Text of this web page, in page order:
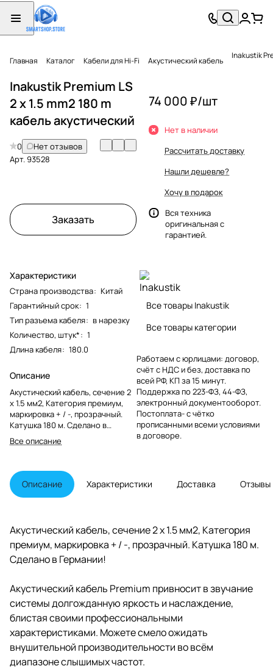
Главная Каталог Кабели для Hi-Fi Акустический кабель Inakustik
Inakustik Premium LS
2 x 1.5 mm2 180 m
кабель акустический
0
Нет отзывов
Арт.93528
Заказать
Характеристики
Страна производства: Китай
Гарантийный срок: 1
Тип разъема кабеля: в нарезку
Количество, штук*: 1
Длина кабеля: 180.0
Описание
Акустический кабель, сечение 2
x 1.5 мм2, Категория премиум,
маркировка + / -, прозрачный.
Катушка 180 м. Сделано в
Германии!
Все описание
74 000 ₽/шт
Нет в наличии
Рассчитать доставку
Нашли дешевле?
Хочу в подарок
Вся техника
оригинальная с
гарантией.
Все товары Inakustik
Все товары категории
Работаем с юрлицами: договор,
счёт с НДС и без, доставка по
всей РФ, КП за 15 минут.
Поддержка по 223-ФЗ, 44-ФЗ,
электронный документооборот.
Постоплата- с чётко
прописанными всеми условиями
в договоре.
Описание Характеристики Доставка Отзывы
Акустический кабель, сечение 2 x 1.5 мм2, Категория
премиум, маркировка + / -, прозрачный. Катушка 180 м.
Сделано в Германии!
Акустический кабель Premium привносит в звучание
системы долгожданную яркость и наслаждение,
блистая своими профессиональными
характеристиками. Можете смело ожидать
внушительной производительности во всём
диапазоне слышимых частот.